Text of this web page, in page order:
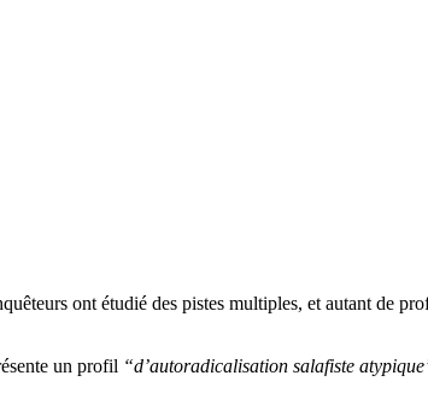
ont étudié des pistes multiples, et autant de
un profil “d’autoradicalisation salafiste